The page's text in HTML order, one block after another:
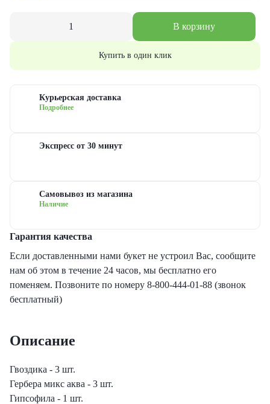
с гипсофилами
с лилиями
с пионами
с герберами
с лизиантусами
с тюльпанами
флористика
рождения
В корзину
Купить в один клик
Курьерская доставка
Подробнее
Экспресс от 30 минут
Самовывоз из магазина
Наличие
Гарантия качества
Если доставленными нами букет не устроил Вас, сообщите
нам об этом в течение 24 часов, мы бесплатно его
поменяем. Позвоните по номеру 8-800-444-01-88 (звонок
бесплатный)
Описание
Гвоздика - 3 шт.
Гербера микс аква - 3 шт.
Гипсофила - 1 шт.